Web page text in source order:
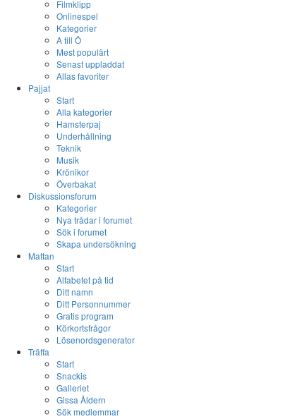
Filmklipp
Onlinespel
Kategorier
A till Ö
Mest populärt
Senast uppladdat
Allas favoriter
Pajjat
Start
Alla kategorier
Hamsterpaj
Underhållning
Teknik
Musik
Krönikor
Överbakat
Diskussionsforum
Kategorier
Nya trådar i forumet
Sök i forumet
Skapa undersökning
Mattan
Start
Alfabetet på tid
Ditt namn
Ditt Personnummer
Gratis program
Körkortsfrågor
Lösenordsgenerator
Träffa
Start
Snackis
Galleriet
Gissa Åldern
Sök medlemmar